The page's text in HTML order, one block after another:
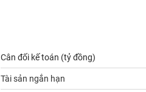
Cân đối kế toán (tỷ đồng)
Tài sản ngắn hạn